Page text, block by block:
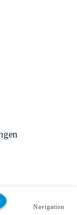
Navigation